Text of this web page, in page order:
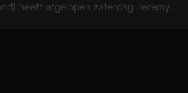
heeft afgelopen zaterdag Jeremy…